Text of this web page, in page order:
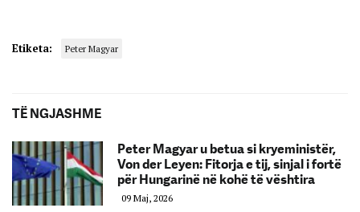
Etiketa: Peter Magyar
TË NGJASHME
Peter Magyar u betua si kryeministër,
Von der Leyen: Fitorja e tij, sinjal i fortë
për Hungarinë në kohë të vështira
09 Maj, 2026